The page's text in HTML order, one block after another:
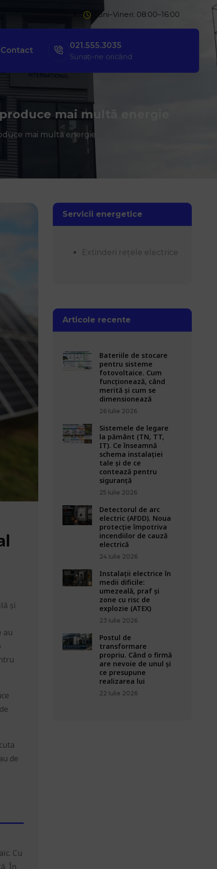
Luni–Vineri: 08:00–16:00
Contact
Sunați-ne oricând
021.555.3035
mai multă energie
mai multă energie
și
au
de
Cu
În
Servicii energetice
Extinderi rețele electrice
Articole recente
Bateriile de stocare
pentru sisteme
fotovoltaice. Cum
funcționează, când
merită și cum se
dimensionează
26 Iulie 2026
Sistemele de legare
la pământ (TN, TT,
IT). Ce înseamnă
schema instalației
tale și de ce
contează pentru
siguranță
25 Iulie 2026
Detectorul de arc
electric (AFDD). Noua
protecție împotriva
incendiilor de cauză
electrică
24 Iulie 2026
Instalații electrice în
medii dificile:
umezeală, praf și
zone cu risc de
explozie (ATEX)
23 Iulie 2026
Postul de
transformare
propriu. Când o firmă
are nevoie de unul și
ce presupune
realizarea lui
22 Iulie 2026